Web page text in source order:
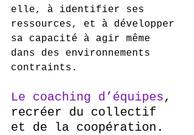
elle, à identifier ses
ressources, et à développer
sa capacité à agir même
dans des environnements
contraints.
Le coaching d’équipes,
recréer du collectif
et de la coopération.